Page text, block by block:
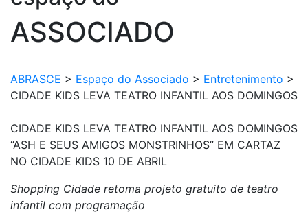
ASSOCIADO
ABRASCE > Espaço do Associado > Entretenimento >
CIDADE KIDS LEVA TEATRO INFANTIL AOS DOMINGOS
CIDADE KIDS LEVA TEATRO INFANTIL AOS DOMINGOS
“ASH E SEUS AMIGOS MONSTRINHOS” EM CARTAZ
NO CIDADE KIDS 10 DE ABRIL
Shopping Cidade retoma projeto gratuito de teatro
infantil com programação